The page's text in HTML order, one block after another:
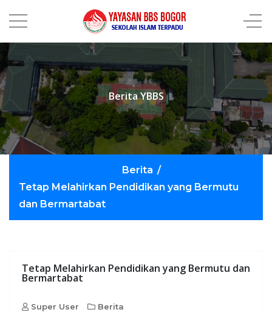
Berita YBBS
Berita /
Tetap Melahirkan Pendidikan yang Bermutu
dan Bermartabat
Tetap Melahirkan Pendidikan yang Bermutu dan
Bermartabat
Super User
Berita